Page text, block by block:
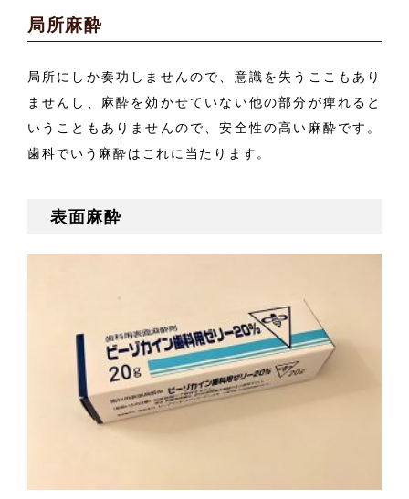
局所麻酔
局所にしか奏功しませんので、意識を失うここもあり
ませんし、麻酔を効かせていない他の部分が痺れると
いうこともありませんので、安全性の高い麻酔です。
歯科でいう麻酔はこれに当たります。
表面麻酔